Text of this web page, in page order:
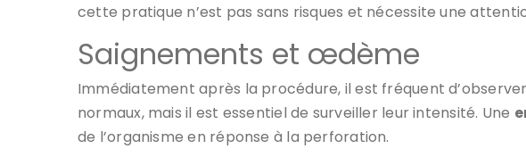
cette pratique n’est pas sans risques et nécessite une
Saignements et œdème
Immédiatement après la procédure, il est fréquent
normaux, mais il est essentiel de surveiller leur intensité. Une
de l’organisme en réponse à la perforation.